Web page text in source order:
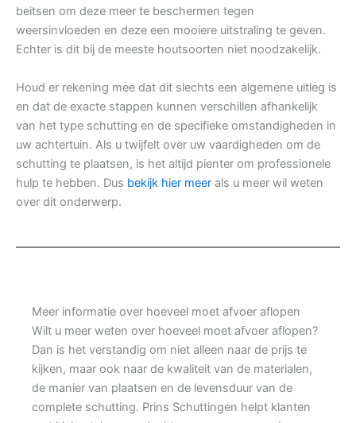
beitsen om deze meer te beschermen tegen
weersinvloeden en deze een mooiere uitstraling te geven.
Echter is dit bij de meeste houtsoorten niet noodzakelijk.
Houd er rekening mee dat dit slechts een algemene uitleg is
en dat de exacte stappen kunnen verschillen afhankelijk
van het type schutting en de specifieke omstandigheden in
uw achtertuin. Als u twijfelt over uw vaardigheden om de
schutting te plaatsen, is het altijd pienter om professionele
hulp te hebben. Dus bekijk hier meer als u meer wil weten
over dit onderwerp.
Meer informatie over hoeveel moet afvoer aflopen
Wilt u meer weten over hoeveel moet afvoer aflopen?
Dan is het verstandig om niet alleen naar de prijs te
kijken, maar ook naar de kwaliteit van de materialen,
de manier van plaatsen en de levensduur van de
complete schutting. Prins Schuttingen helpt klanten